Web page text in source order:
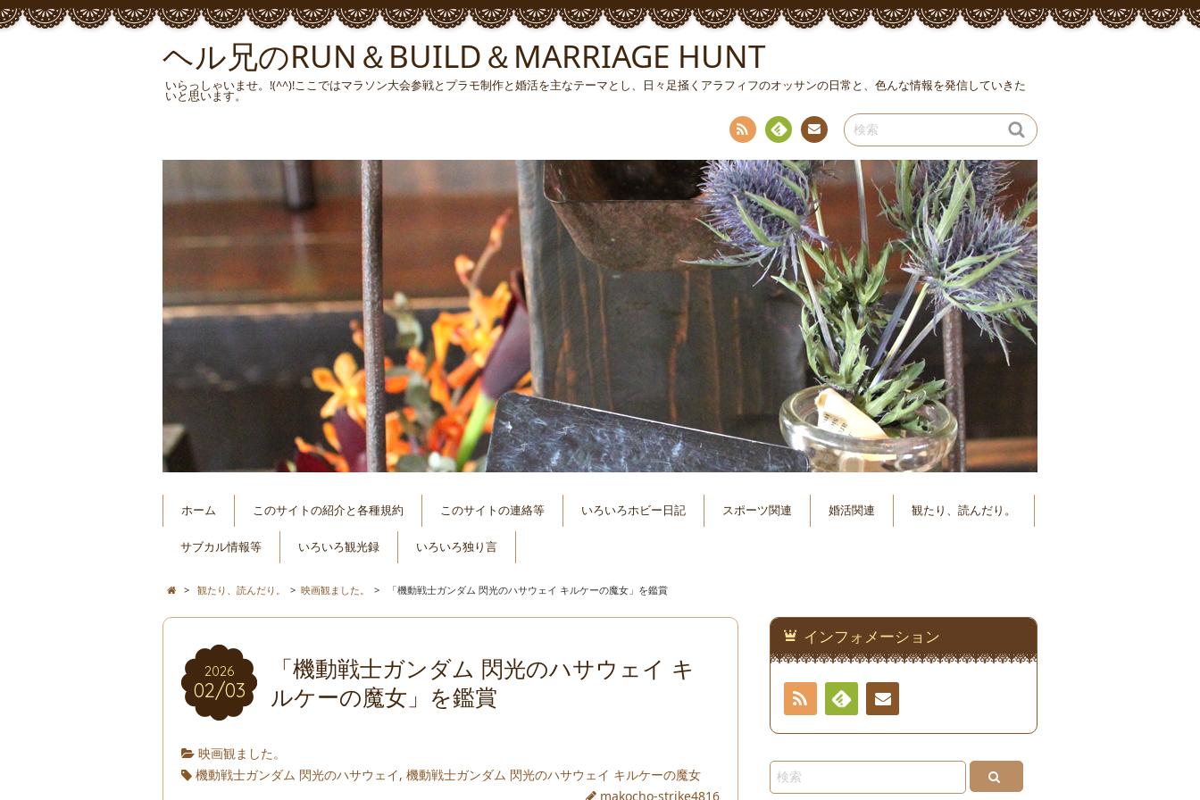
ヘル兄のRUN＆BUILD＆MARRIAGE HUNT
いらっしゃいませ。!(^^)!ここではマラソン大会参戦とプラモ制作と婚活を主なテーマとし、日々足掻くアラフィフのオッサンの日常と、色んな情報を発信していきた
いと思います。
RSS Fee
dly
先
ホーム このサイトの紹介と各種規約 このサイトの連絡等 いろいろホビー日記 スポーツ関連 婚活関連 観たり、読んだり。
サブカル情報等 いろいろ観光録 いろいろ独り言
> 観たり、読んだり。 > 映画観ました。 > 「機動戦士ガンダム 閃光のハサウェイ キルケーの魔女」を鑑賞
2026
02/03
「機動戦士ガンダム 閃光のハサウェイ キ
ルケーの魔女」を鑑賞
映画観ました。
機動戦士ガンダム 閃光のハサウェイ,機動戦士ガンダム 閃光のハサウェイ キルケーの魔女
makocho-strike4816
インフォメーション
RSS
Feedly連絡
先